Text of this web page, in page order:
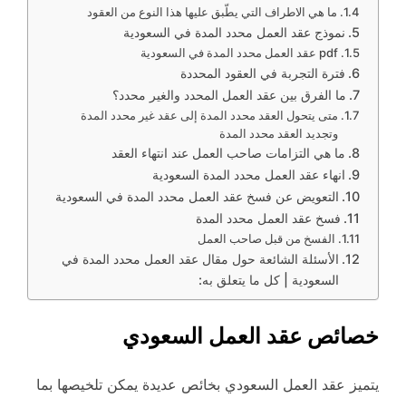
ما هي الاطراف التي يطّبق عليها هذا النوع من العقود
نموذج عقد العمل محدد المدة في السعودية
pdf عقد العمل محدد المدة في السعودية
فترة التجربة في العقود المحددة
ما الفرق بين عقد العمل المحدد والغير محدد؟
متى يتحول العقد محدد المدة إلى عقد غير محدد المدة
وتجديد العقد محدد المدة
ما هي التزامات صاحب العمل عند انتهاء العقد
انهاء عقد العمل محدد المدة السعودية
التعويض عن فسخ عقد العمل محدد المدة في السعودية
فسخ عقد العمل محدد المدة
الفسخ من قبل صاحب العمل
الأسئلة الشائعة حول مقال عقد العمل محدد المدة في
السعودية | كل ما يتعلق به:
خصائص عقد العمل السعودي
يتميز عقد العمل السعودي بخائص عديدة يمكن تلخيصها بما